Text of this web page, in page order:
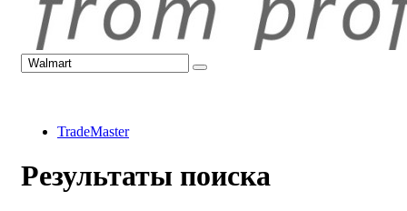
TradeMaster
Результаты поиска